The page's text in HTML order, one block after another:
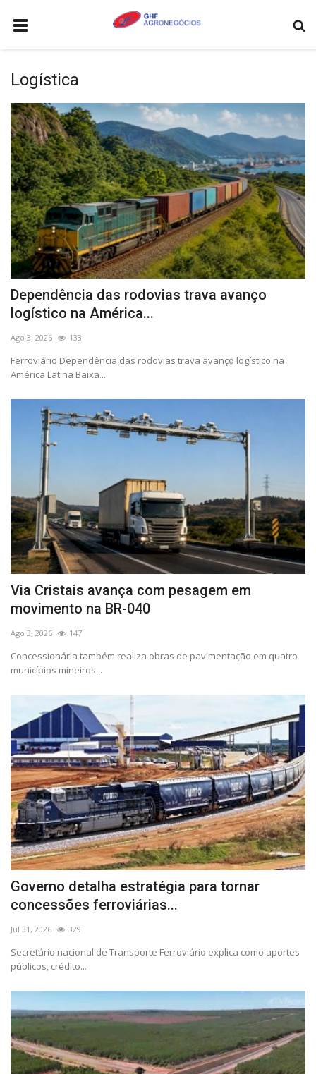
AGRONEGÓCIOS
LEILÕES
FEIRAS E EVENTOS
LOGÍSTICA
COTAÇÕES
COMO ANUNCIAR
COLUNISTA
QUEM SOMOS
CONTATO
REGISTO
Logística
Dependência das rodovias trava avanço
logístico na América...
Ago 3, 2026 133
Ferroviário Dependência das rodovias trava avanço logístico na
América Latina Baixa...
Via Cristais avança com pesagem em
movimento na BR-040
Ago 3, 2026 147
Concessionária também realiza obras de pavimentação em quatro
municípios mineiros...
Governo detalha estratégia para tornar
concessões ferroviárias...
Jul 31, 2026 329
Secretário nacional de Transporte Ferroviário explica como aportes
públicos, crédito...